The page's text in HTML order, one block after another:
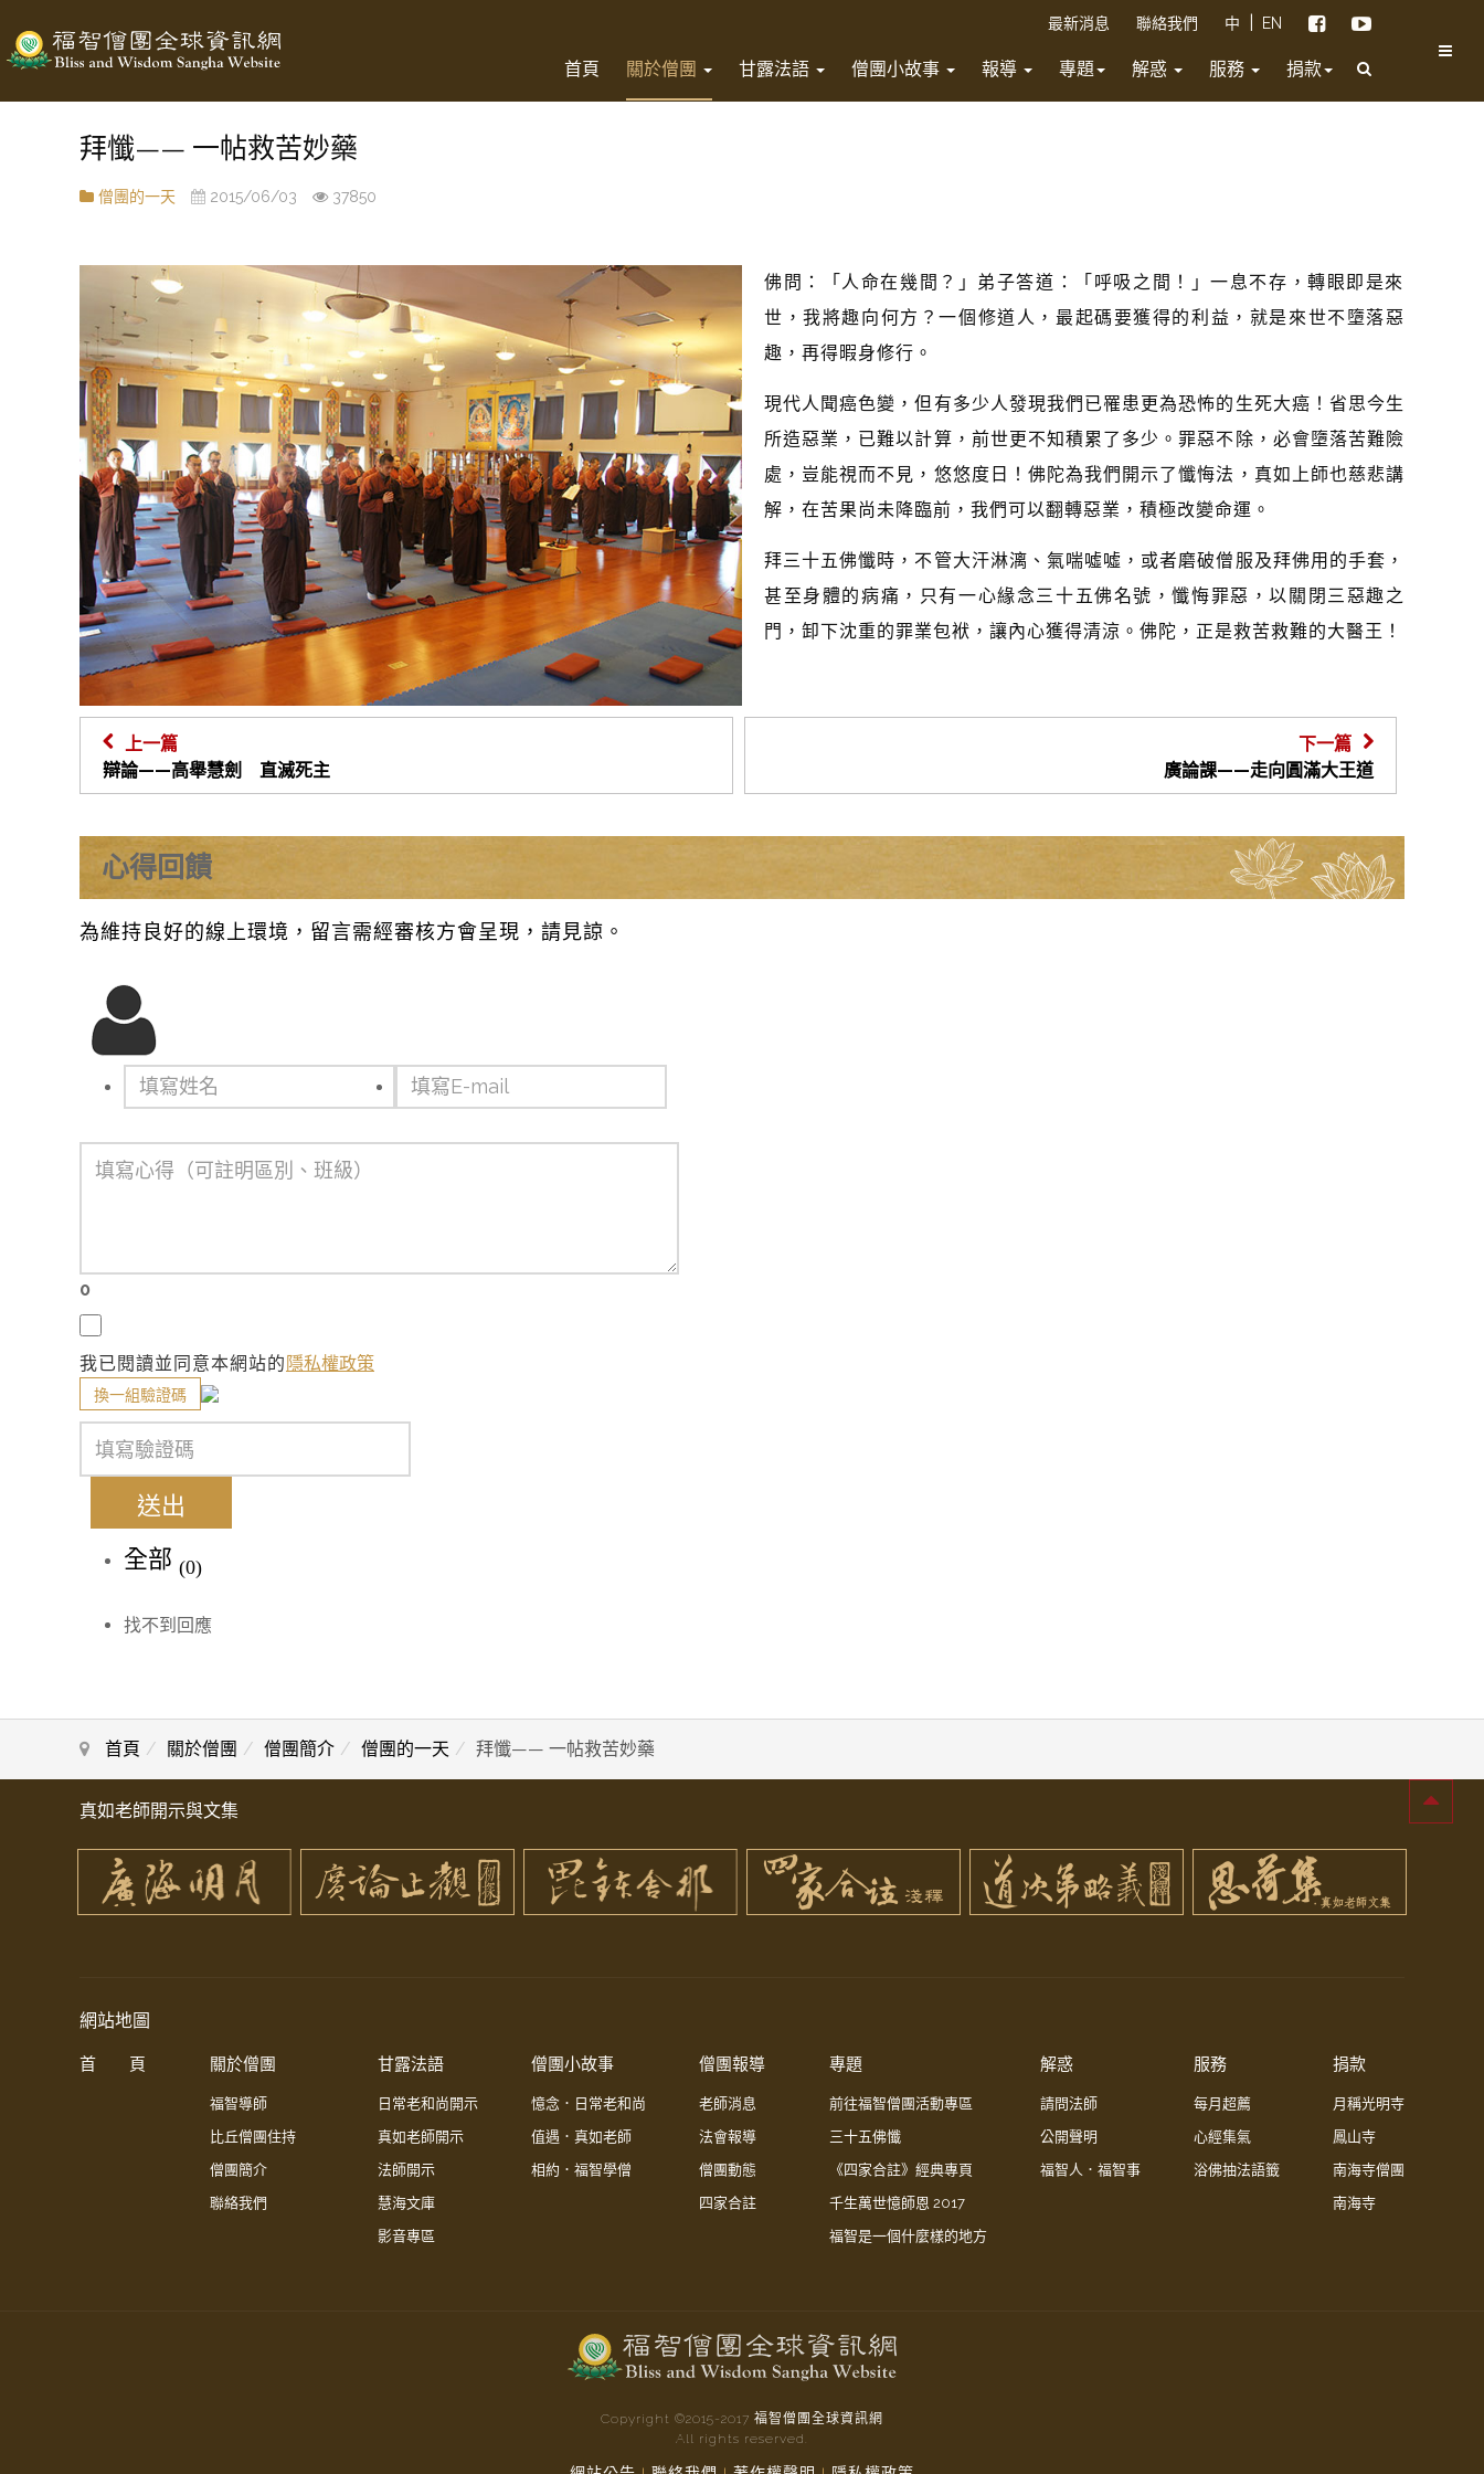
最新消息 聯絡我們 中 EN
首頁 關於僧團 甘露法語 僧團小故事 報導 專題 解惑 服務 捐款
拜懺—— 一帖救苦妙藥
僧團的一天 2015/06/03 37850
佛問：「人命在幾間？」弟子答道：「呼吸之間！」一息不存，轉眼即是來
世，我將趣向何方？一個修道人，最起碼要獲得的利益，就是來世不墮落惡
趣，再得暇身修行。
現代人聞癌色變，但有多少人發現我們已罹患更為恐怖的生死大癌！省思今生
所造惡業，已難以計算，前世更不知積累了多少。罪惡不除，必會墮落苦難險
處，豈能視而不見，悠悠度日！佛陀為我們開示了懺悔法，真如上師也慈悲講
解，在苦果尚未降臨前，我們可以翻轉惡業，積極改變命運。
拜三十五佛懺時，不管大汗淋漓、氣喘噓噓，或者磨破僧服及拜佛用的手套，
甚至身體的病痛，只有一心緣念三十五佛名號，懺悔罪惡，以關閉三惡趣之
門，卸下沈重的罪業包袱，讓內心獲得清涼。佛陀，正是救苦救難的大醫王！
上一篇
辯論——高舉慧劍 直滅死主
下一篇
廣論課——走向圓滿大王道
心得回饋
為維持良好的線上環境，留言需經審核方會呈現，請見諒。
0
我已閱讀並同意本網站的 隱私權政策
換一組驗證碼
送出
全部 (0)
找不到回應
首頁 關於僧團 僧團簡介 僧團的一天 拜懺—— 一帖救苦妙藥
真如老師開示與文集
網站地圖
首 頁 關於僧團
福智導師
比丘僧團住持
僧團簡介
聯絡我們
甘露法語
日常老和尚開示
真如老師開示
法師開示
慧海文庫
影音專區
僧團小故事
憶念．日常老和尚
值遇．真如老師
相約．福智學僧
僧團報導
老師消息
法會報導
僧團動態
四家合註
專題
前往福智僧團活動專區
三十五佛懺
《四家合註》經典專頁
千生萬世憶師恩 2017
福智是一個什麼樣的地方
解惑
請問法師
公開聲明
福智人．福智事
服務
每月超薦
心經集氣
浴佛抽法語籤
捐款
月稱光明寺
鳳山寺
南海寺僧團
南海寺
Copyright ©2015-2017 福智僧團全球資訊網
All rights reserved.